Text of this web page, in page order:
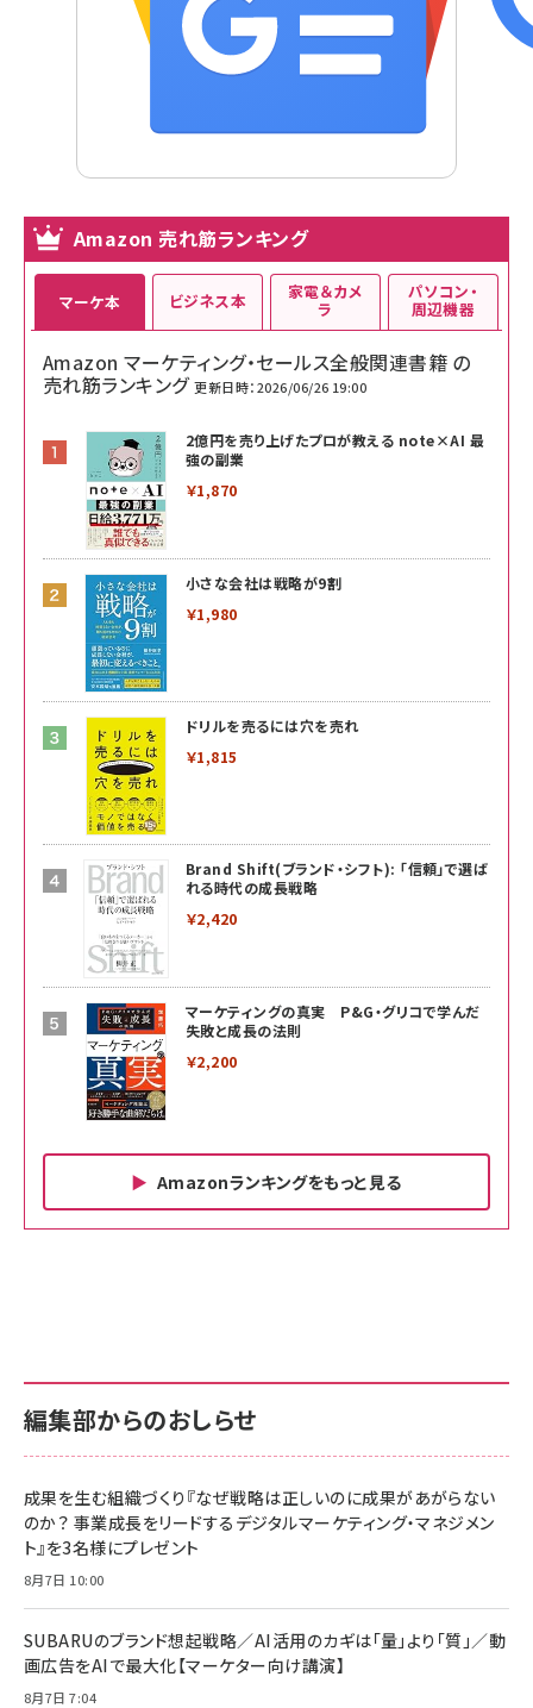
Amazon 売れ筋ランキング
マーケ本
Amazon マーケティング・セールス全般関連書籍 の
売れ筋ランキング 更新日時：2026/06/26 19:00
2億円を売り上げたプロが教える note×AI 最
強の副業
￥1,870
小さな会社は戦略が9割
￥1,980
ドリルを売るには穴を売れ
￥1,815
Brand Shift(ブランド・シフト): 「信頼」で選ば
れる時代の成長戦略
￥2,420
マーケティングの真実 P&G・グリコで学んだ
失敗と成長の法則
￥2,200
Amazonランキングをもっと見る
ビジネス本
￥880
anan(アンアン)2026/06/24号 No.2500増刊
スペシャルエディション[王道エンタメの矜持／
￥1,100
anan(アンアン)2026/07/08号 No.2502[2026
￥880
ママ投資家が育休中に１億貯めた株式投資
家電＆カメ
ラ
サポート正規品 メーカー保証5年 KLMEA128G
NIMASO ガラスフィルム iPhone 17 用 保護フィ
すい ガイド枠付き いPhone17 (6.3インチ) 対応
2枚セット DSP25F1698
￥1,599
￥6,980
パソコン・
周辺機器
サポート正規品 メーカー保証5年 KLMEA128G
Amazon eギフトカード - Amazonロゴ - クラ
￥5,000
Anker PowerLine III Flow USB-C & USB-C
Pro/Air 各種対応 (1.8m ミッドナイトブラック)
￥1,890
編集部からのおしらせ
成果を生む組織づくり『なぜ戦略は正しいのに成果があがらない
のか？ 事業成長をリードするデジタルマーケティング・マネジメン
ト』を3名様にプレゼント
8月7日 10:00
SUBARUのブランド想起戦略／AI活用のカギは「量」より「質」／動
画広告をAIで最大化【マーケター向け講演】
8月7日 7:04